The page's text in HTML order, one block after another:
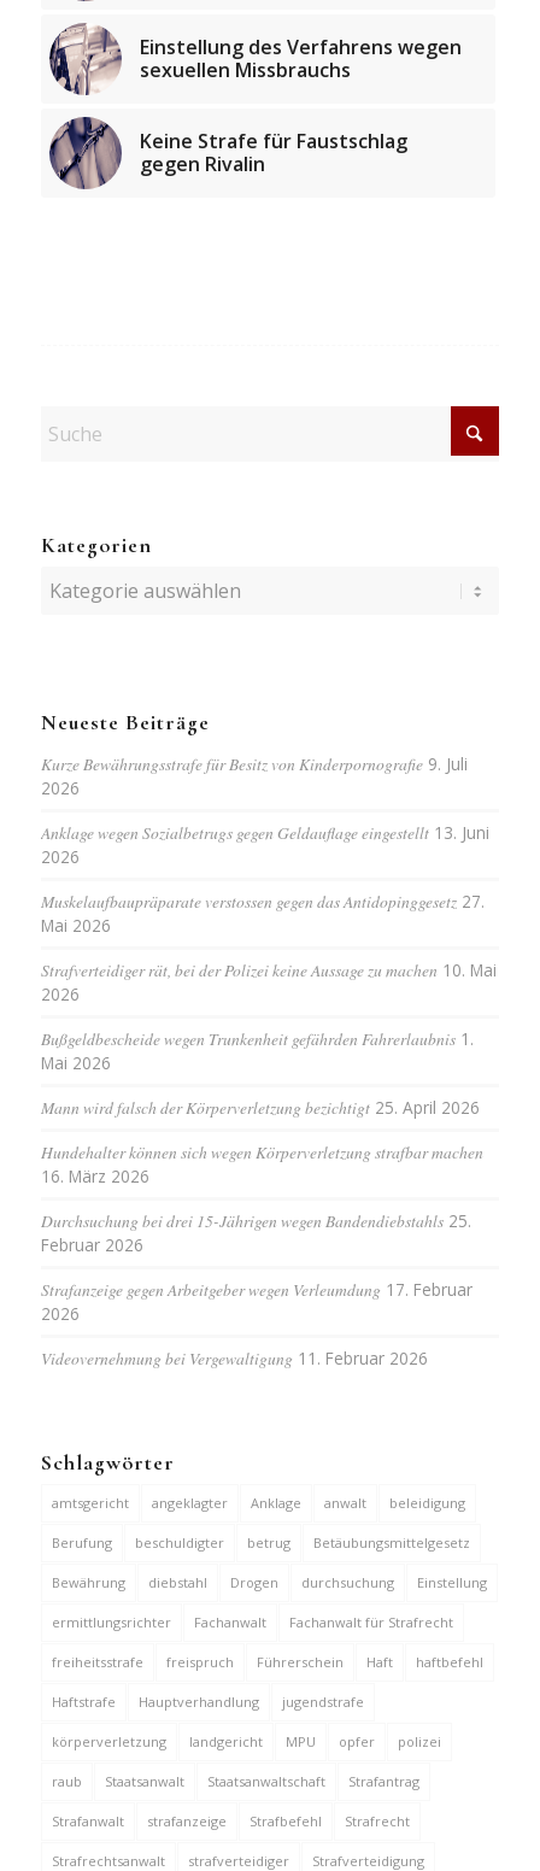
Einstellung des Verfahrens wegen
sexuellen Missbrauchs
Keine Strafe für Faustschlag
gegen Rivalin
Kategorien
Kategorien
Neueste Beiträge
Kurze Bewährungsstrafe für Besitz von Kinderpornografie 9. Juli
2026
Anklage wegen Sozialbetrugs gegen Geldauflage eingestellt 13. Juni
2026
Muskelaufbaupräparate verstossen gegen das Antidopinggesetz 27.
Mai 2026
Strafverteidiger rät, bei der Polizei keine Aussage zu machen 10. Mai
2026
Bußgeldbescheide wegen Trunkenheit gefährden Fahrerlaubnis 1.
Mai 2026
Mann wird falsch der Körperverletzung bezichtigt 25. April 2026
Hundehalter können sich wegen Körperverletzung strafbar machen
16. März 2026
Durchsuchung bei drei 15-Jährigen wegen Bandendiebstahls 25.
Februar 2026
Strafanzeige gegen Arbeitgeber wegen Verleumdung 17. Februar
2026
Videovernehmung bei Vergewaltigung 11. Februar 2026
Schlagwörter
amtsgericht angeklagter Anklage anwalt beleidigung
Berufung beschuldigter betrug Betäubungsmittelgesetz
Bewährung diebstahl Drogen durchsuchung Einstellung
ermittlungsrichter Fachanwalt Fachanwalt für Strafrecht
freiheitsstrafe freispruch Führerschein Haft haftbefehl
Haftstrafe Hauptverhandlung jugendstrafe
körperverletzung landgericht MPU opfer polizei
raub Staatsanwalt Staatsanwaltschaft Strafantrag
Strafanwalt strafanzeige Strafbefehl Strafrecht
Strafrechtsanwalt strafverteidiger Strafverteidigung